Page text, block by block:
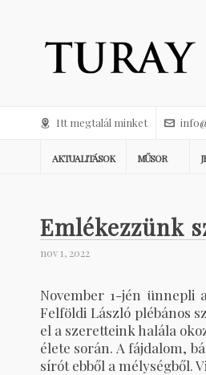
Itt megtalál minket
AKTUALITÁSOK MŰSOR
Emlékezzünk
nov 1, 2022
November 1-jén ünnepli
Felföldi László plébános
el a szeretteink halála
élete során. A fájdalom,
sírót ebből a mélységből.